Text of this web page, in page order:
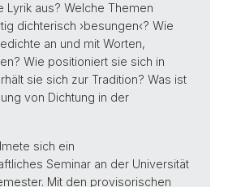
Lyrik aus? Welche Themen
dichterisch ›besungen‹? Wie
an und mit Worten,
Wie positioniert sie sich in
sie sich zur Tradition? Was ist
von Dichtung in der
sich ein
Seminar an der Universität
Mit den provisorischen